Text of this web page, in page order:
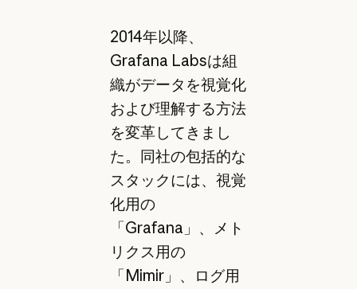
2014年以降、
Grafana Labsは組
織がデータを視覚化
および理解する方法
を変革してきまし
た。同社の包括的な
スタックには、視覚
化用の
「Grafana」、メト
リクス用の
「Mimir」、ログ用